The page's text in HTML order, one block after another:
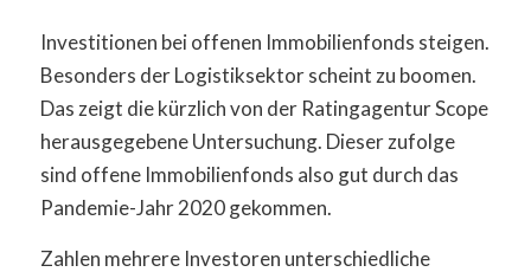
Investitionen bei offenen Immobilienfonds steigen.
Besonders der Logistiksektor scheint zu boomen.
Das zeigt die kürzlich von der Ratingagentur Scope
herausgegebene Untersuchung. Dieser zufolge
sind offene Immobilienfonds also gut durch das
Pandemie-Jahr 2020 gekommen.
Zahlen mehrere Investoren unterschiedliche